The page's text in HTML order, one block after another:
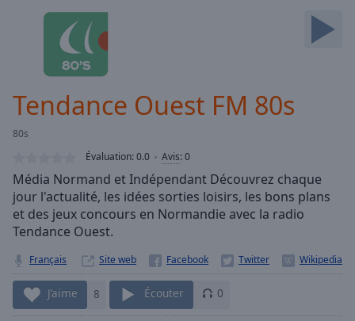
Current
Loaded
Stream
TypeLIVE
Seek to
currently
live LIVE
Remaining
Time-
Tendance Ouest FM 80s
80s
Évaluation:0.0 Avis:0
Média Normand et Indépendant Découvrez chaque
jour l'actualité, les idées sorties loisirs, les bons plans
et des jeux concours en Normandie avec la radio
Tendance Ouest.
Français Site web
J’aime 8 Écouter 0